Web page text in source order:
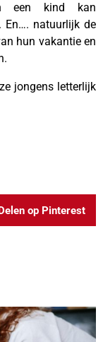
een kind kan
En…. natuurlijk de
hun vakantie en
jongens letterlijk
op Pinterest